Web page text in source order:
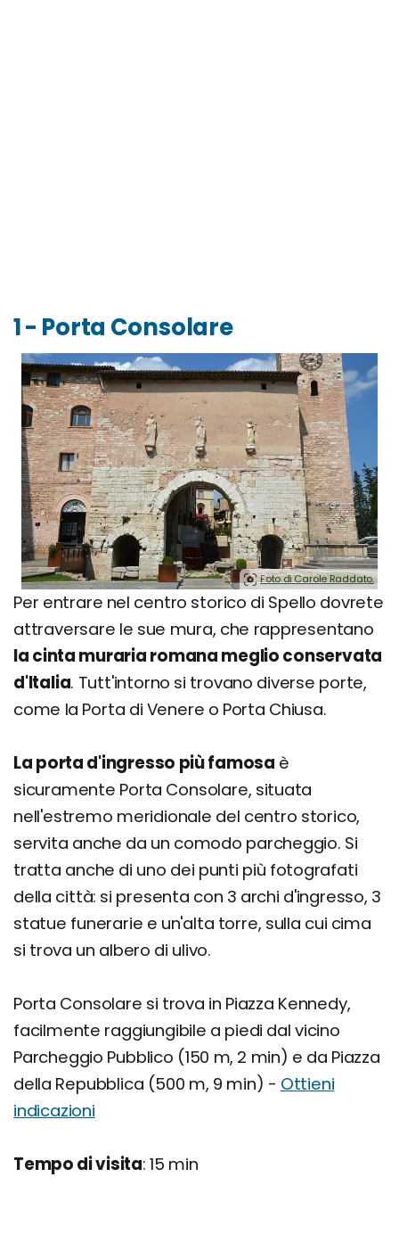
1 - Porta Consolare
Foto di Carole Raddato.
Per entrare nel centro storico di Spello dovrete
attraversare le sue mura, che rappresentano
la cinta muraria romana meglio conservata
d'Italia. Tutt'intorno si trovano diverse porte,
come la Porta di Venere o Porta Chiusa.
La porta d'ingresso più famosa è
sicuramente Porta Consolare, situata
nell'estremo meridionale del centro storico,
servita anche da un comodo parcheggio. Si
tratta anche di uno dei punti più fotografati
della città: si presenta con 3 archi d'ingresso, 3
statue funerarie e un'alta torre, sulla cui cima
si trova un albero di ulivo.
Porta Consolare si trova in Piazza Kennedy,
facilmente raggiungibile a piedi dal vicino
Parcheggio Pubblico (150 m, 2 min) e da Piazza
della Repubblica (500 m, 9 min) - Ottieni
indicazioni
Tempo di visita: 15 min